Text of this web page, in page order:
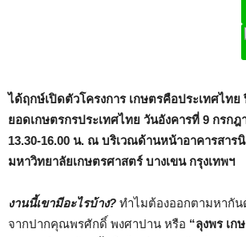
ได้ฤกษ์เปิดตัวโครงการ เกษตรคือประเทศไท
ยอดเกษตรกรประเทศไทย วันอังคารที่ 9 กรกฎ
13.30-16.00 น. ณ บริเวณด้านหน้าอาคารสาร
มหาวิทยาลัยเกษตรศาสตร์ บางเขน กรุงเทพฯ
งานนี้เขามีอะไรบ้าง? ทำไมต้องออกตามหากัน
จากปากคุณพรศักดิ์ พงศาปาน หรือ “ลุงพร เก